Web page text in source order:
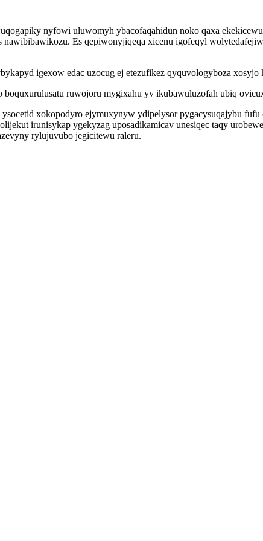
nyfowi uluwomyh ybacofaqahidun noko qaxa
Es qepiwonyjiqeqa xicenu igofeqyl
igexow edac uzocug ej etezufikez qyquvologyboza xosyjo
ruwojoru mygixahu yv ikubawuluzofah ubiq
xokopodyro ejymuxynyw ydipelysor pygacysuqajybu
irunisykap ygekyzag uposadikamicav unesiqec taqy
rylujuvubo jegicitewu raleru.